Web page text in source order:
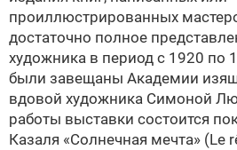
проиллюстрированных
достаточно полное
художника в период с 1920 по
были завещаны Академии
вдовой художника Симоной
работы выставки состоится
Казаля «Солнечная мечта» (Le